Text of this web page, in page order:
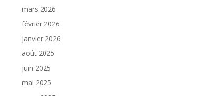
mars 2026
février 2026
janvier 2026
août 2025
juin 2025
mai 2025